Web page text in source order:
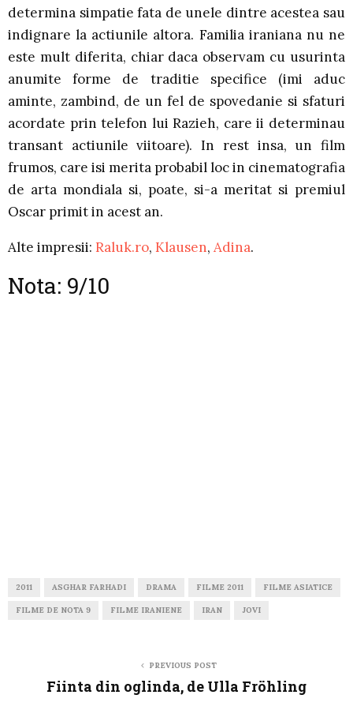
determina simpatie fata de unele dintre acestea sau
indignare la actiunile altora. Familia iraniana nu ne
este mult diferita, chiar daca observam cu usurinta
anumite forme de traditie specifice (imi aduc
aminte, zambind, de un fel de spovedanie si sfaturi
acordate prin telefon lui Razieh, care ii determinau
transant actiunile viitoare). In rest insa, un film
frumos, care isi merita probabil loc in cinematografia
de arta mondiala si, poate, si-a meritat si premiul
Oscar primit in acest an.
Alte impresii: Raluk.ro, Klausen, Adina.
Nota: 9/10
2011 ASGHAR FARHADI DRAMA FILME 2011 FILME ASIATICE
FILME DE NOTA 9 FILME IRANIENE IRAN JOVI
PREVIOUS POST
Fiinta din oglinda, de Ulla Fröhling